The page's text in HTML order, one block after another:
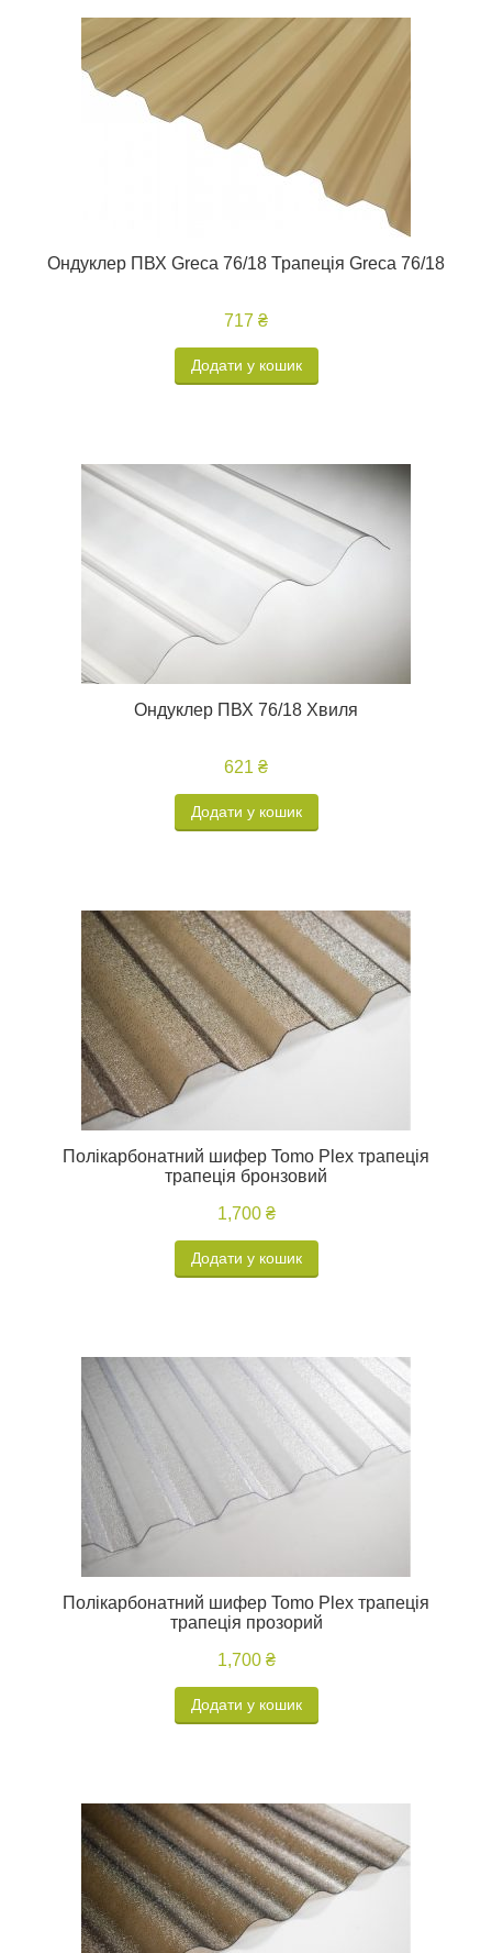
Ондуклер ПВХ Greca 76/18 Трапеція Greca 76/18
717 ₴
Додати у кошик
Ондуклер ПВХ 76/18 Хвиля
621 ₴
Додати у кошик
Полікарбонатний шифер Tomo Plex трапеція
трапеція бронзовий
1,700 ₴
Додати у кошик
Полікарбонатний шифер Tomo Plex трапеція
трапеція прозорий
1,700 ₴
Додати у кошик